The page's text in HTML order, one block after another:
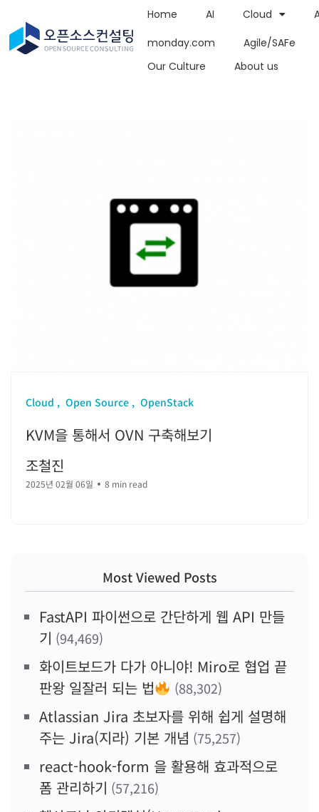
Home AI Cloud
monday.com
Agile/SAFe
Our Culture
About us
Cloud Open Source OpenStack
KVM을 통해서 OVN 구축해보기
조철진
2025년 02월 06일 8 min read
Most Viewed Posts
FastAPI 파이썬으로 간단하게 웹 API 만들
기 (94,469)
화이트보드가 다가 아니야! Miro로 협업 끝
판왕 일잘러 되는 법
(88,302)
Atlassian Jira 초보자를 위해 쉽게 설명해
주는 Jira(지라) 기본 개념 (75,257)
react-hook-form 을 활용해 효과적으로
폼 관리하기 (57,216)